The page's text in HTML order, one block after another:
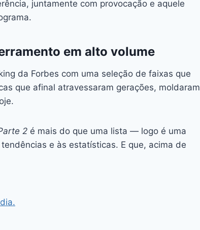
juntamente com provocação e aquele
em alto volume
da Forbes com uma seleção de faixas que
que afinal atravessaram gerações, moldaram
2 é mais do que uma lista — logo é uma
e às estatísticas. E que, acima de